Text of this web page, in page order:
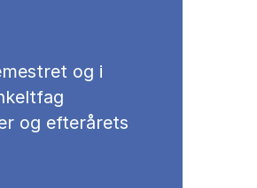
og i
og efterårets